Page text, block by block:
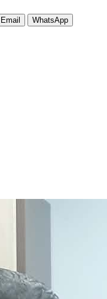
Email WhatsApp